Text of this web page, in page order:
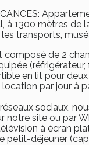
à 1300 mètres de
les transports,
composé de 2
en lit pour deux
par jour à
sociaux,
notre site ou par
à écran
petit-déjeuner